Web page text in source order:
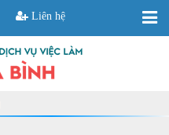
Liên hệ